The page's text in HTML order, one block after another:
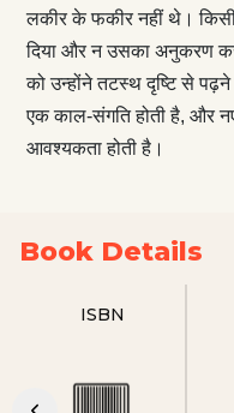
लकीर के फकीर नहीं थे।
दिया और न उसका अनुकरण
को उन्होंने तटस्थ दृष्टि से पढ़ने
एक काल-संगति होती है, और
आवश्यकता होती है।
Book Details
ISBN